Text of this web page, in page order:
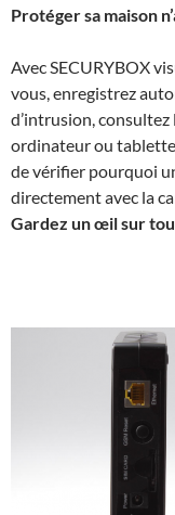
Protéger sa maison
Avec SECURYBOX
vous, enregistrez
d’intrusion, consultez
ordinateur ou tablette
de vérifier pourquoi
directement avec la
Gardez un œil sur